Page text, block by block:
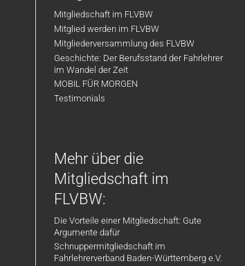
Mitgliedschaft im FLVBW
Mitglied werden im FLVBW
Mitgliederversammlung des FLVBW
Geschichte: Der Berufsstand der Fahrlehrer
im Wandel der Zeit
MOBIL FÜR MORGEN
Testimonials
Mehr über die
Mitgliedschaft im
FLVBW:
Die Vorteile einer Mitgliedschaft: Gute
Argumente dafür
Schnuppermitgliedschaft im
Fahrlehrerverband Baden-Württemberg e.V.